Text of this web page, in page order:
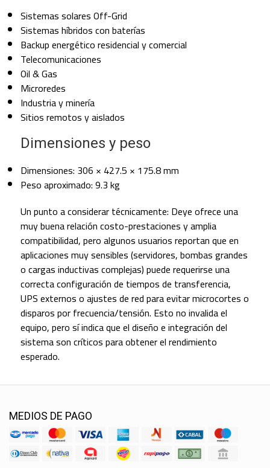
Sistemas solares Off-Grid
Sistemas híbridos con baterías
Backup energético residencial y comercial
Telecomunicaciones
Oil & Gas
Microredes
Industria y minería
Sitios remotos y aislados
Dimensiones y peso
Dimensiones: 306 × 427.5 × 175.8 mm
Peso aproximado: 9.3 kg
Un punto a considerar técnicamente: Deye ofrece una
muy buena relación costo-prestaciones y amplia
compatibilidad, pero algunos usuarios reportan que en
aplicaciones muy sensibles (servidores, bombas grandes
o cargas inductivas complejas) puede requerirse una
correcta configuración de tiempos de transferencia,
UPS externos o ajustes de red para evitar microcortes o
disparos por frecuencia/tensión. Esto no invalida el
equipo, pero sí indica que el diseño e integración del
sistema son críticos para obtener el rendimiento
esperado.
MEDIOS DE PAGO